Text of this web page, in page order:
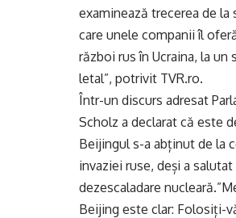
examinează trecerea de la
care unele companii îl
război rus în Ucraina, la un
letal”, potrivit TVR.ro.
Într-un discurs adresat
Scholz a declarat că este
Beijingul s-a abținut de la
invaziei ruse, deși a
dezescaladare
Beijing este clar: Folosiți-